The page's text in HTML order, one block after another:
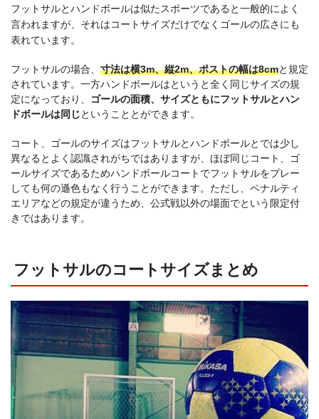
フットサルとハンドボールは似たスポーツであると一般的によく
言われますが、それはコートサイズだけでなくゴールの広さにも
表れています。
フットサルの場合、 寸法は横3m、縦2m、ポストの幅は8cmと規定
されています。一方ハンドボールはというと全く同じサイズの規
定になっており、
ゴールの面積、サイズともにフットサルとハン
ドボールは同じということとができます。
コート、ゴールのサイズはフットサルとハンドボールとでは少し
異なるとよく認識されがちではありますが、ほぼ同じコート、ゴ
ールサイズであるためハンドボールコートでフットサルをプレー
しても何の遜色もなく行うことができます。ただし、ペナルティ
エリアなどの規定が違うため、公式戦以外の場面でという限定付
きではあります。
フットサルのコートサイズまとめ